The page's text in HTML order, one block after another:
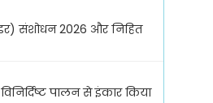
संशोधन 2026 और निहित
पालन से इंकार किया